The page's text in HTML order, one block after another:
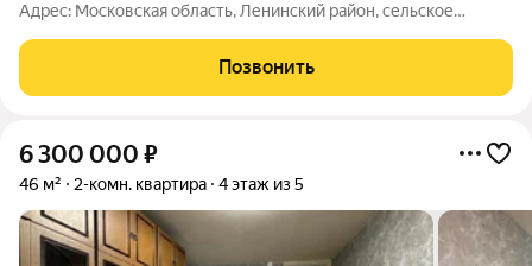
Адрес: Московская область, Ленинский район, сельское
расположена на 1 этаже 3 этажного дома на закрытой
территории. Квартира общей площадью
Позвонить
6 300 000 ₽
46 м² 2-комн. квартира 4 этаж из 5